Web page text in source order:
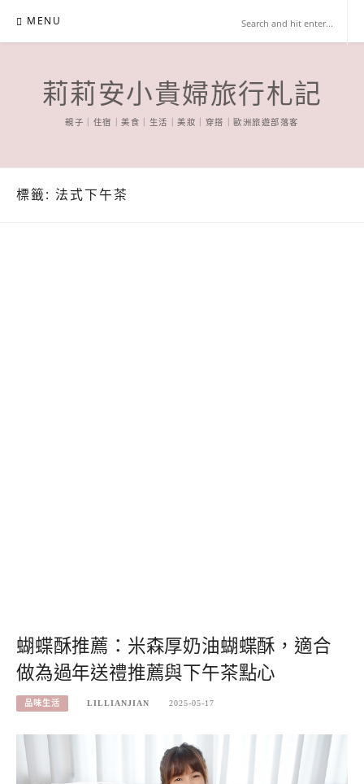
content
MENU
莉莉安小貴婦旅行札記
親子｜住宿｜美食｜生活｜美妝｜穿搭｜歐洲旅遊部落客
標籤: 法式下午茶
蝴蝶酥推薦：米森厚奶油蝴蝶酥，適合
做為過年送禮推薦與下午茶點心
品味生活 LILLIANJIAN 2025-05-17